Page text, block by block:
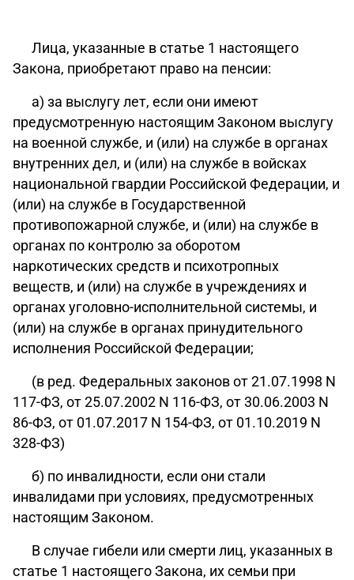
Лица, указанные в статье 1 настоящего
Закона, приобретают право на пенсии:
а) за выслугу лет, если они имеют
предусмотренную настоящим Законом выслугу
на военной службе, и (или) на службе в органах
внутренних дел, и (или) на службе в войсках
национальной гвардии Российской Федерации, и
(или) на службе в Государственной
противопожарной службе, и (или) на службе в
органах по контролю за оборотом
наркотических средств и психотропных
веществ, и (или) на службе в учреждениях и
органах уголовно-исполнительной системы, и
(или) на службе в органах принудительного
исполнения Российской Федерации;
(в ред. Федеральных законов от 21.07.1998 N
117-ФЗ, от 25.07.2002 N 116-ФЗ, от 30.06.2003 N
86-ФЗ, от 01.07.2017 N 154-ФЗ, от 01.10.2019 N
328-ФЗ)
б) по инвалидности, если они стали
инвалидами при условиях, предусмотренных
настоящим Законом.
В случае гибели или смерти лиц, указанных в
статье 1 настоящего Закона, их семьи при